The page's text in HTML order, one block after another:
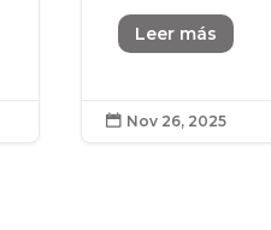
Leer más
 Nov 26, 2025